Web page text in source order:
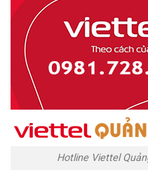
Hotline Viettel